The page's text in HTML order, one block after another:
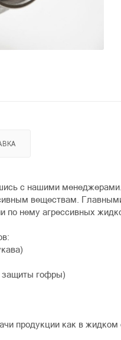
с нашими менеджерами.
веществам.
по нему агрессивных
защиты гофры)
продукции как в